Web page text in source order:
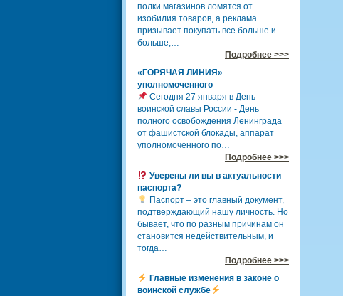
полки магазинов ломятся от
изобилия товаров, а реклама
призывает покупать все больше и
больше,…
Подробнее >>>
«ГОРЯЧАЯ ЛИНИЯ»
уполномоченного
Сегодня 27 января в День
воинской славы России - День
полного освобождения Ленинграда
от фашистской блокады, аппарат
уполномоченного по…
Подробнее >>>
Уверены ли вы в актуальности
паспорта?
Паспорт – это главный документ,
подтверждающий нашу личность. Но
бывает, что по разным причинам он
становится недействительным, и
тогда…
Подробнее >>>
Главные изменения в законе о
воинской службе